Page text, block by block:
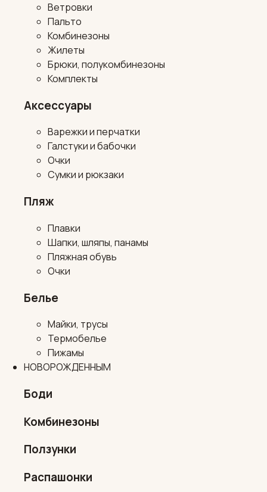
Ветровки
Пальто
Комбинезоны
Жилеты
Брюки, полукомбинезоны
Комплекты
Аксессуары
Варежки и перчатки
Галстуки и бабочки
Очки
Сумки и рюкзаки
Пляж
Плавки
Шапки, шляпы, панамы
Пляжная обувь
Очки
Белье
Майки, трусы
Термобелье
Пижамы
НОВОРОЖДЕННЫМ
Боди
Комбинезоны
Ползунки
Распашонки